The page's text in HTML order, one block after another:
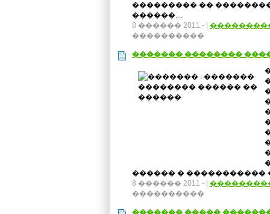
��������� ��
������....
8 ������ 2011 -
����������
������� ��������
������ � �����������
8 ������ 2011 -
����������
������� �����